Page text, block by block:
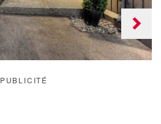
Next
slide
PUBLICITÉ